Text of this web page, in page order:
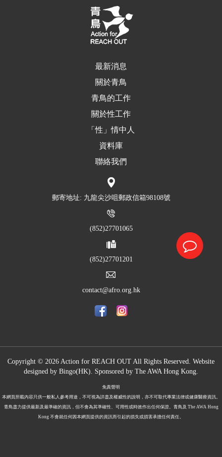
最新消息
關於青鳥
青鳥的工作
關於性工作
「性」情中人
資料庫
聯絡我們
郵寄地址: 九龍尖沙咀郵政信箱98108號
(852)27701065
(852)27701201
contact@afro.org.hk
Copyright © 2026 Action for REACH OUT All Rights Reserved. Website
designed by Bingo(HK) Sponsored by The AWA Hong Kong.
免責聲明
本網頁所載內容只供一般私人參考用途，不可視為詳盡及權威性的說明，亦不可取代專業法律或健康醫療資訊。
青鳥盡力提供最新及最準確的資訊，但不會為其準確性、可用性或時效作出任何保證。青鳥及 The AWA Hong
Kong 不會就任何因本網頁提供的資訊而引起的損失或損害承擔任何責任。